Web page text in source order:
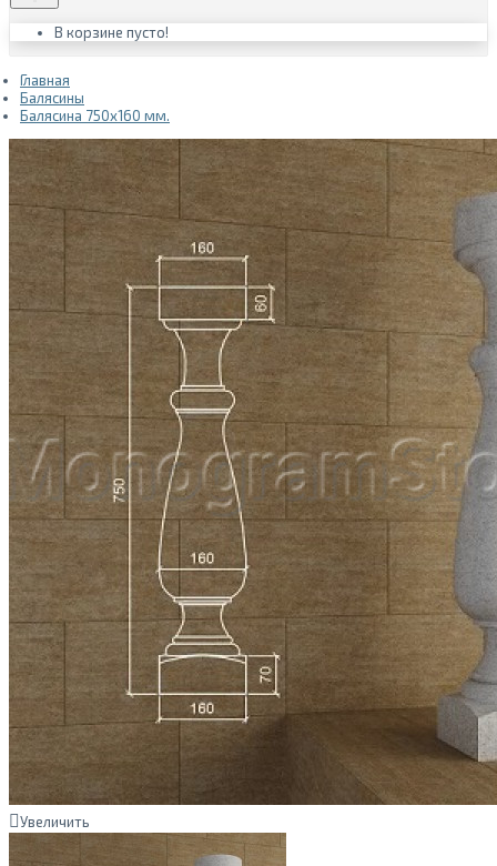
В корзине пусто!
Главная
Балясины
Балясина 750х160 мм.
Увеличить